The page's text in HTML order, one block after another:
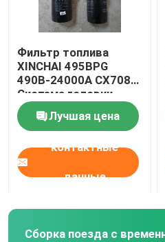
Фильтр топлива
XINCHAI 495BPG
490B-24000A CX7085
Система головки
цилиндра и клапана
Лучшая цена
контактные
данные